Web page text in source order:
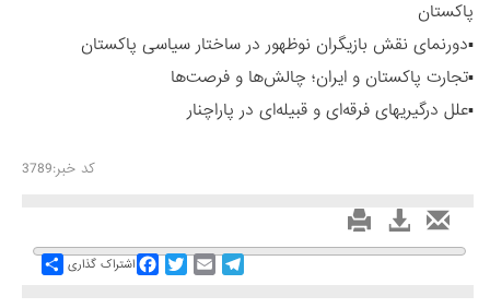
پاکستان
▪️دورنمای نقش بازیگران نوظهور در ساختار سیاسی پاکستان
▪️تجارت پاکستان و ایران؛ چالش‌ها و فرصت‌ها
▪️علل درگیریهای فرقه‌ای و قبیله‌ای در پاراچنار
کد خبر:3789
Share اشتراک گذاری
FacebookTwitterEmail
Telegram